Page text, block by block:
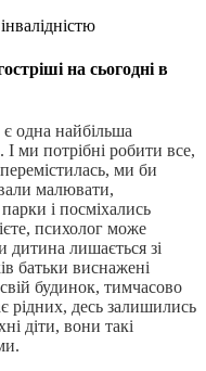
на сьогодні в
є одна найбільша
ми потрібні робити все,
ми би
малювати,
і посміхались
психолог може
лишається зі
батьки виснажені
будинок, тимчасово
рідних, десь залишились
діти, вони такі